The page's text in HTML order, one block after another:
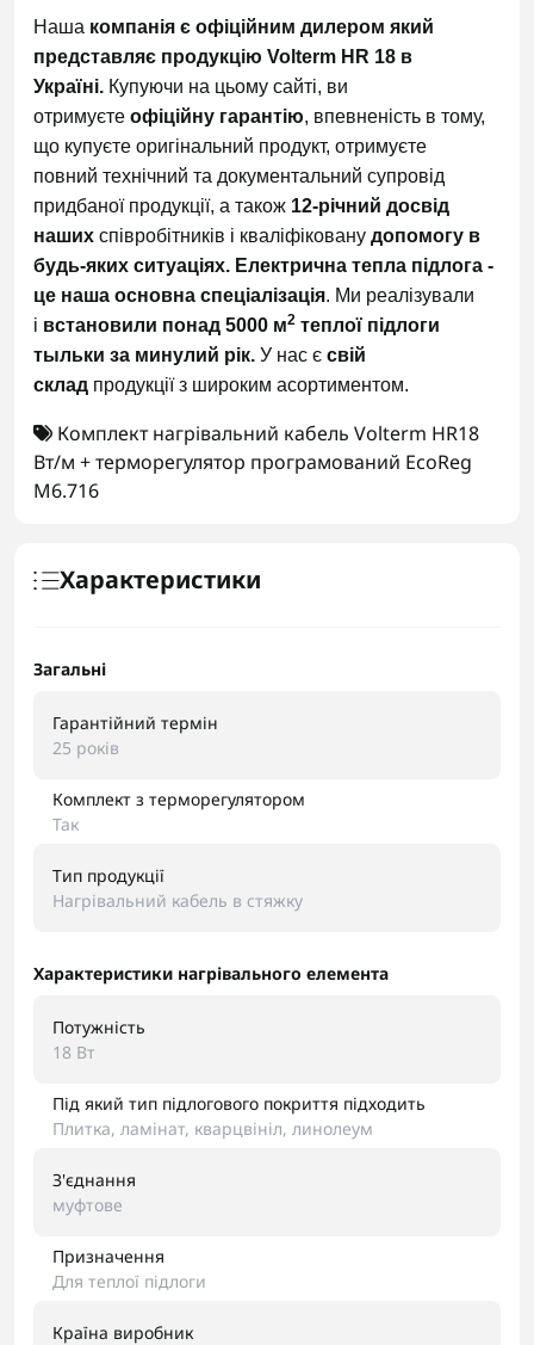
Наша компанія є офіційним дилером який
представляє продукцію Volterm HR 18 в
Україні. Купуючи на цьому сайті, ви
отримуєте офіційну гарантію, впевненість в тому,
що купуєте оригінальний продукт, отримуєте
повний технічний та документальний супровід
придбаної продукції, а також 12-річний досвід
наших співробітників і кваліфіковану допомогу в
будь-яких ситуаціях. Електрична тепла підлога -
це наша основна спеціалізація. Ми реалізували
і встановили понад 5000 м2 теплої підлоги
тыльки за минулий рік. У нас є свій
склад продукції з широким асортиментом.
Комплект нагрівальний кабель Volterm HR18
Вт/м + терморегулятор програмований EcoReg
М6.716
Характеристики
Загальні
Гарантійний термін
25 років
Комплект з терморегулятором
Так
Тип продукції
Нагрівальний кабель в стяжку
Характеристики нагрівального елемента
Потужність
18 Вт
Під який тип підлогового покриття підходить
Плитка, ламінат, кварцвініл, линолеум
З'єднання
муфтове
Призначення
Для теплої підлоги
Країна виробник